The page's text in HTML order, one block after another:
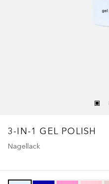
3-IN-1 GEL POLISH
Nagellack